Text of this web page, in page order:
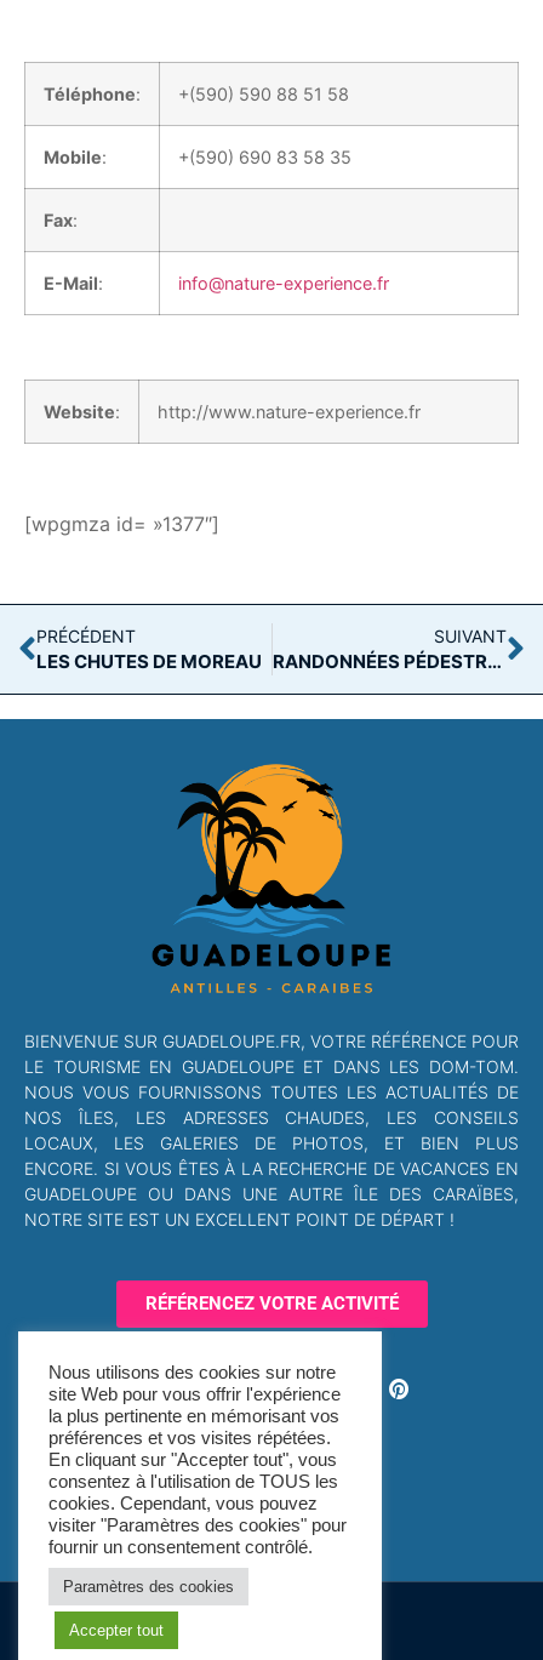
Téléphone: +(590) 590 88 51 58
Mobile: +(590) 690 83 58 35
Fax:
E-Mail: info@nature-experience.fr
Website: http://www.nature-experience.fr
[wpgmza id= »1377″]
PRÉCÉDENT
LES CHUTES DE MOREAU
SUIVANT
RANDONNÉES PÉDESTRES CULTURELLES
BIENVENUE SUR GUADELOUPE.FR, VOTRE RÉFÉRENCE POUR
LE TOURISME EN GUADELOUPE ET DANS LES DOM-TOM.
NOUS VOUS FOURNISSONS TOUTES LES ACTUALITÉS DE
NOS ÎLES, LES ADRESSES CHAUDES, LES CONSEILS
LOCAUX, LES GALERIES DE PHOTOS, ET BIEN PLUS
ENCORE. SI VOUS ÊTES À LA RECHERCHE DE VACANCES EN
GUADELOUPE OU DANS UNE AUTRE ÎLE DES CARAÏBES,
NOTRE SITE EST UN EXCELLENT POINT DE DÉPART !
RÉFÉRENCEZ VOTRE ACTIVITÉ
Nous utilisons des cookies sur notre
site Web pour vous offrir l'expérience
la plus pertinente en mémorisant vos
préférences et vos visites répétées.
En cliquant sur "Accepter tout", vous
consentez à l'utilisation de TOUS les
cookies. Cependant, vous pouvez
visiter "Paramètres des cookies" pour
fournir un consentement contrôlé.
Paramètres des cookies
Accepter tout